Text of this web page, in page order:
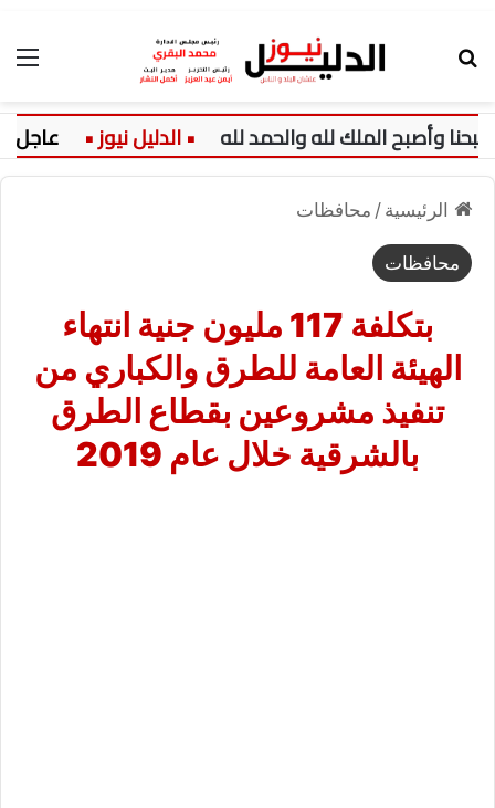
عاجل:
الرئيسية / محافظات
محافظات
بتكلفة 117 مليون جنية انتهاء
الهيئة العامة للطرق والكباري من
تنفيذ ‏مشروعين بقطاع الطرق
بالشرقية خلال عام 2019